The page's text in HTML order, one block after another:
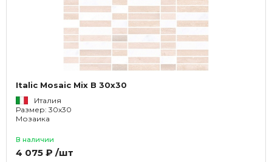
Italic Mosaic Mix B 30x30
Италия
Размер: 30x30
Мозаика
В наличии
4 075 ₽ /шт